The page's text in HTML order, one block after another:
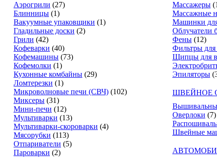
Аэрогрили (27)
Блинницы (1)
Вакуумные упаковщики (1)
Гладильные доски (2)
Грили (42)
Кофеварки (40)
Кофемашины (73)
Кофемолки (1)
Кухонные комбайны (29)
Ломтерезки (1)
Микроволновые печи (СВЧ) (102)
Миксеры (31)
Мини-печи (12)
Мультиварки (13)
Мультиварки-скороварки (4)
Мясорубки (113)
Отпариватели (5)
Пароварки (2)
Массажеры
Массажные
Машинки
Облучатели
Фены (12)
Фильтры
Щипцы для
Эпиляторы
ШВЕЙНОЕ
Оверлоки (7)
Швейные